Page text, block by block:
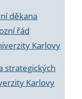
děkana
řád
Karlovy
strategických
Karlovy